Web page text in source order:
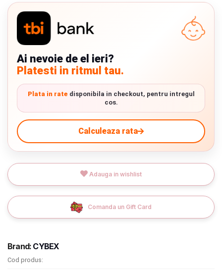
Q & A
Branduri
Termeni si conditii
Politica de confidentialitate
Politica de utilizare cookie-uri
Modalitati de plata
Instalare scaune/scoici auto
ANPC
ANPC SAL
SOL
Ai nevoie de el ieri?
Platesti in ritmul tau.
Plata in ratedisponibila in checkout, pentru intregul
cos.
Calculeaza rata
Adauga in wishlist
Comanda un Gift Card
Brand: CYBEX
Cod produs:
Chrome cu detalii negre
Verde cu detalii negre
9.305 lei
TVA inclus
Adauga in cos